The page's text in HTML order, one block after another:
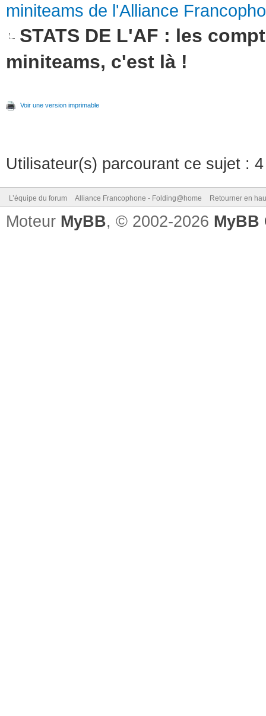
miniteams de l'Alliance
STATS DE L'AF : les
miniteams, c'est là !
Voir une version imprimable
Utilisateur(s) parcourant ce sujet :
L’équipe du forum Alliance Francophone - Folding@home Retourner en
Moteur MyBB, © 2002-2026 MyBB